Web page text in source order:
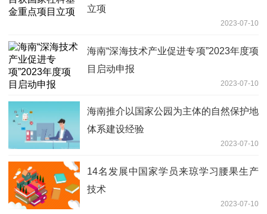
立项
2023-07-10
海南“深海技术产业促进专项”2023年度项
目启动申报
2023-07-10
海南推介以国家公园为主体的自然保护地
体系建设经验
2023-07-10
14名发展中国家学员来琼学习腰果生产
技术
2023-07-10